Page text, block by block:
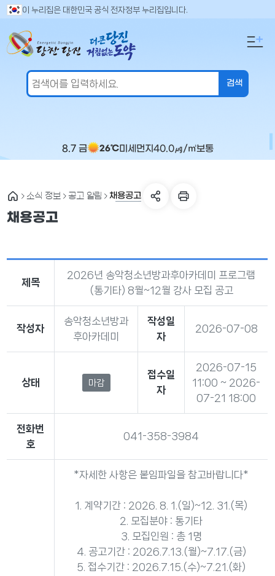
이 누리집은 대한민국 공식 전자정부 누리집입니다.
8.7 금 26℃미세먼지 40.0㎍/㎥보통
검
어
입
소식 정보 공고 알림 채용공고
채용공고
제목
2026년 송악청소년방과후아카데미 프로그램
(통기타) 8월~12월 강사 모집 공고
작성자
송악청소년방과
후아카데미
작성일
자
2026-07-08
상태 마감
접수일
자
2026-07-15
11:00 ~ 2026-
07-21 18:00
전화번
호
041-358-3984
*자세한 사항은 붙임파일을 참고바랍니다*
1. 계약기간 : 2026. 8. 1.(일)~12. 31.(목)
2. 모집분야 : 통기타
3. 모집인원 : 총 1명
4. 공고기간 : 2026.7.13.(월)~7.17.(금)
5. 접수기간 : 2026.7.15.(수)~7.21.(화)
만
도
의
세